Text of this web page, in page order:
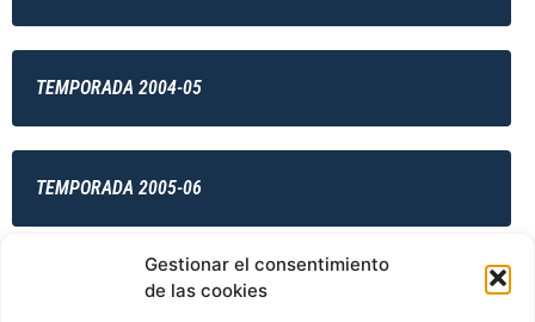
Gestionar el consentimiento
de las cookies
TEMPORADA 2004-05
TEMPORADA 2005-06
TEMPORADA 2005-06